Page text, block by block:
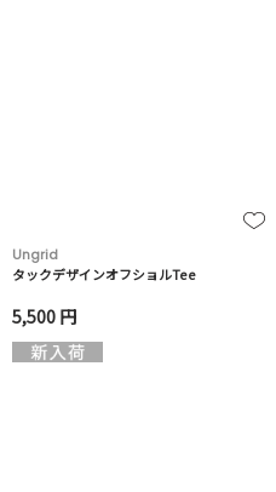
Ungrid
タックデザインオフショルTee
5,500 円